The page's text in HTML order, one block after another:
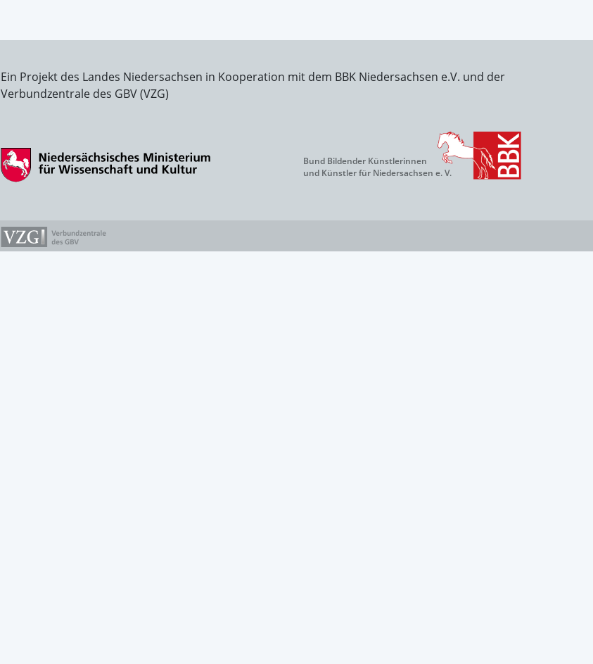
Ein Projekt des Landes Niedersachsen in Kooperation mit dem BBK Niedersachsen e.V. und der
Verbundzentrale des GBV (VZG)
Bund Bildender Künstlerinnen
und Künstler für Niedersachsen e. V.